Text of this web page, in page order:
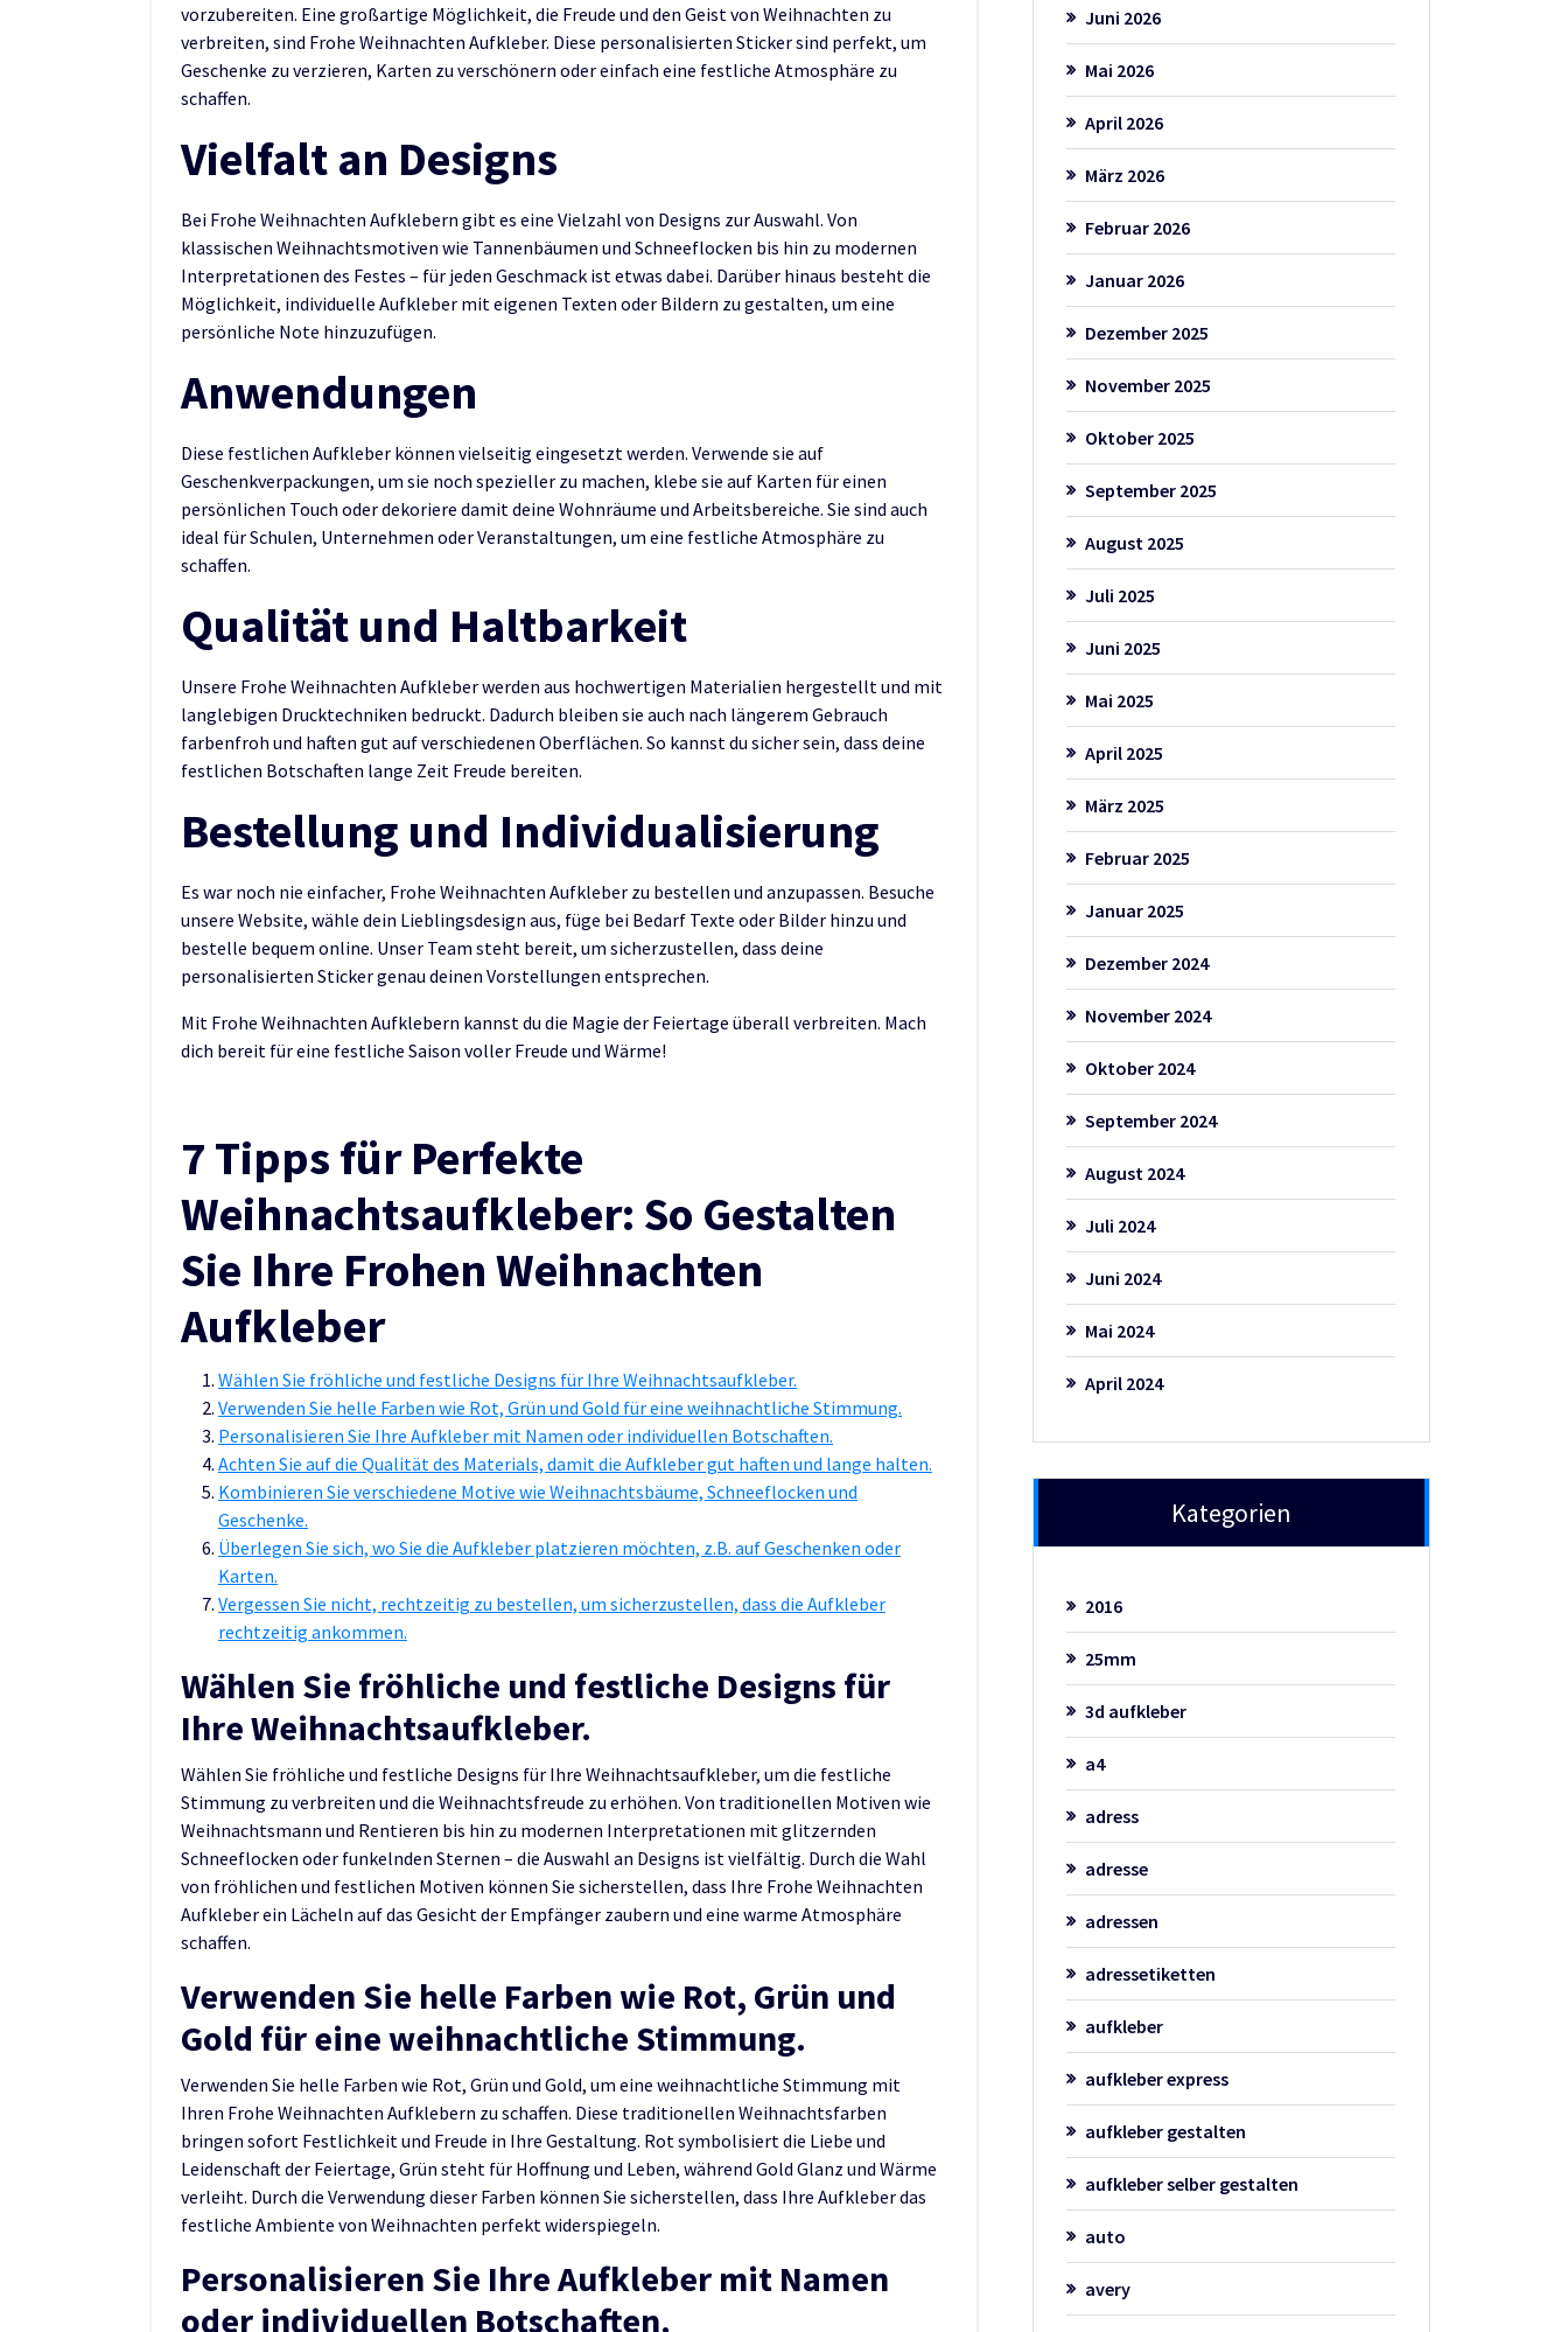
vorzubereiten. Eine großartige Möglichkeit, die Freude und den Geist von Weihnachten zu
verbreiten, sind Frohe Weihnachten Aufkleber. Diese personalisierten Sticker sind perfekt, um
Geschenke zu verzieren, Karten zu verschönern oder einfach eine festliche Atmosphäre zu
schaffen.
Vielfalt an Designs
Bei Frohe Weihnachten Aufklebern gibt es eine Vielzahl von Designs zur Auswahl. Von
klassischen Weihnachtsmotiven wie Tannenbäumen und Schneeflocken bis hin zu modernen
Interpretationen des Festes – für jeden Geschmack ist etwas dabei. Darüber hinaus besteht die
Möglichkeit, individuelle Aufkleber mit eigenen Texten oder Bildern zu gestalten, um eine
persönliche Note hinzuzufügen.
Anwendungen
Diese festlichen Aufkleber können vielseitig eingesetzt werden. Verwende sie auf
Geschenkverpackungen, um sie noch spezieller zu machen, klebe sie auf Karten für einen
persönlichen Touch oder dekoriere damit deine Wohnräume und Arbeitsbereiche. Sie sind auch
ideal für Schulen, Unternehmen oder Veranstaltungen, um eine festliche Atmosphäre zu
schaffen.
Qualität und Haltbarkeit
Unsere Frohe Weihnachten Aufkleber werden aus hochwertigen Materialien hergestellt und mit
langlebigen Drucktechniken bedruckt. Dadurch bleiben sie auch nach längerem Gebrauch
farbenfroh und haften gut auf verschiedenen Oberflächen. So kannst du sicher sein, dass deine
festlichen Botschaften lange Zeit Freude bereiten.
Bestellung und Individualisierung
Es war noch nie einfacher, Frohe Weihnachten Aufkleber zu bestellen und anzupassen. Besuche
unsere Website, wähle dein Lieblingsdesign aus, füge bei Bedarf Texte oder Bilder hinzu und
bestelle bequem online. Unser Team steht bereit, um sicherzustellen, dass deine
personalisierten Sticker genau deinen Vorstellungen entsprechen.
Mit Frohe Weihnachten Aufklebern kannst du die Magie der Feiertage überall verbreiten. Mach
dich bereit für eine festliche Saison voller Freude und Wärme!
7 Tipps für Perfekte
Weihnachtsaufkleber: So Gestalten
Sie Ihre Frohen Weihnachten
Aufkleber
Wählen Sie fröhliche und festliche Designs für Ihre Weihnachtsaufkleber.
Verwenden Sie helle Farben wie Rot, Grün und Gold für eine weihnachtliche Stimmung.
Personalisieren Sie Ihre Aufkleber mit Namen oder individuellen Botschaften.
Achten Sie auf die Qualität des Materials, damit die Aufkleber gut haften und lange halten.
Kombinieren Sie verschiedene Motive wie Weihnachtsbäume, Schneeflocken und
Geschenke.
Überlegen Sie sich, wo Sie die Aufkleber platzieren möchten, z.B. auf Geschenken oder
Karten.
Vergessen Sie nicht, rechtzeitig zu bestellen, um sicherzustellen, dass die Aufkleber
rechtzeitig ankommen.
Wählen Sie fröhliche und festliche Designs für
Ihre Weihnachtsaufkleber.
Wählen Sie fröhliche und festliche Designs für Ihre Weihnachtsaufkleber, um die festliche
Stimmung zu verbreiten und die Weihnachtsfreude zu erhöhen. Von traditionellen Motiven wie
Weihnachtsmann und Rentieren bis hin zu modernen Interpretationen mit glitzernden
Schneeflocken oder funkelnden Sternen – die Auswahl an Designs ist vielfältig. Durch die Wahl
von fröhlichen und festlichen Motiven können Sie sicherstellen, dass Ihre Frohe Weihnachten
Aufkleber ein Lächeln auf das Gesicht der Empfänger zaubern und eine warme Atmosphäre
schaffen.
Verwenden Sie helle Farben wie Rot, Grün und
Gold für eine weihnachtliche Stimmung.
Verwenden Sie helle Farben wie Rot, Grün und Gold, um eine weihnachtliche Stimmung mit
Ihren Frohe Weihnachten Aufklebern zu schaffen. Diese traditionellen Weihnachtsfarben
bringen sofort Festlichkeit und Freude in Ihre Gestaltung. Rot symbolisiert die Liebe und
Leidenschaft der Feiertage, Grün steht für Hoffnung und Leben, während Gold Glanz und Wärme
verleiht. Durch die Verwendung dieser Farben können Sie sicherstellen, dass Ihre Aufkleber das
festliche Ambiente von Weihnachten perfekt widerspiegeln.
Personalisieren Sie Ihre Aufkleber mit Namen
oder individuellen Botschaften.
Juni 2026
Mai 2026
April 2026
März 2026
Februar 2026
Januar 2026
Dezember 2025
November 2025
Oktober 2025
September 2025
August 2025
Juli 2025
Juni 2025
Mai 2025
April 2025
März 2025
Februar 2025
Januar 2025
Dezember 2024
November 2024
Oktober 2024
September 2024
August 2024
Juli 2024
Juni 2024
Mai 2024
April 2024
Kategorien
2016
25mm
3d aufkleber
a4
adress
adresse
adressen
adressetiketten
aufkleber
aufkleber express
aufkleber gestalten
aufkleber selber gestalten
auto
avery